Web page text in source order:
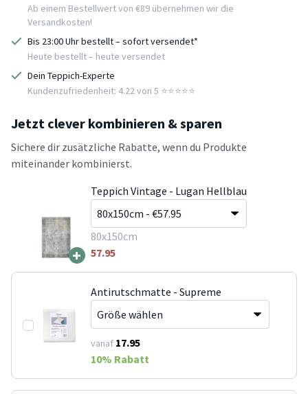
Ab einem Bestellwert von €89 übernehmen wir die
Versandkosten!
Bis 23:00 Uhr bestellt – sofort versendet*
Heute bestellt – heute versendet
Dein Teppich-Experte
Kundenzufriedenheit: 4.22 von 5 ⭐️⭐️⭐️⭐️⭐️
Jetzt clever kombinieren & sparen
Sichere dir zusätzliche Rabatte, wenn du Produkte
miteinander kombinierst.
+
Teppich Vintage - Lugan Hellblau
80x150cm
57.95
Antirutschmatte - Supreme
vanaf 17.95
10% Rabatt